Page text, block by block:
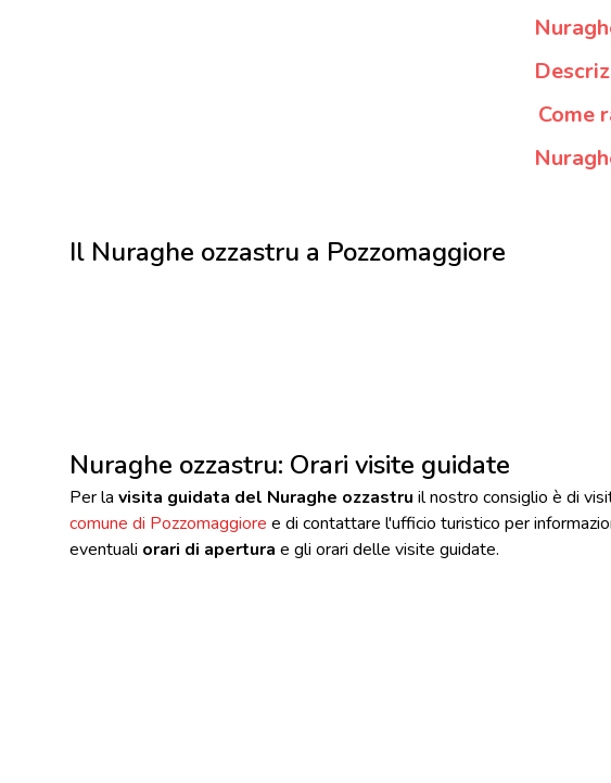
Come
Il Nuraghe ozzastru a Pozzomaggiore
Nuraghe ozzastru: Orari visite guidate
Per la visita guidata del Nuraghe ozzastru il nostro consiglio è di
comune di Pozzomaggiore e di contattare l'ufficio turistico per
eventuali orari di apertura e gli orari delle visite guidate.